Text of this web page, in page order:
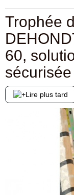
Trophée
60,
Lire plus tard